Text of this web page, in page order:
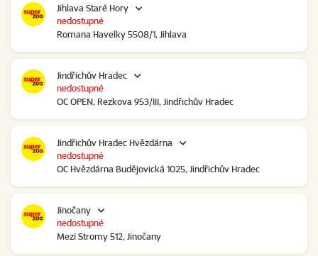
Jihlava Staré Hory
Romana Havelky 5508/1, Jihlava
nedostupné
Jindřichův Hradec
OC OPEN, Rezkova 953/III, Jindřichův Hradec
nedostupné
Jindřichův Hradec Hvězdárna
OC Hvězdárna Budějovická 1025, Jindřichův Hradec
nedostupné
Jinočany
Mezi Stromy 512, Jinočany
nedostupné